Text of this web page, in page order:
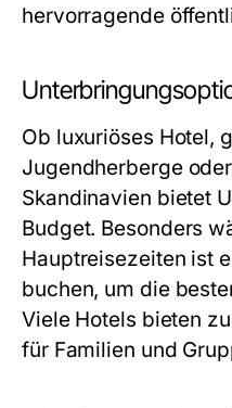
hervorragende
Ob luxuriöses Hotel,
Jugendherberge
Skandinavien bietet
Budget. Besonders
Hauptreisezeiten ist
buchen, um die
Viele Hotels bieten
für Familien und